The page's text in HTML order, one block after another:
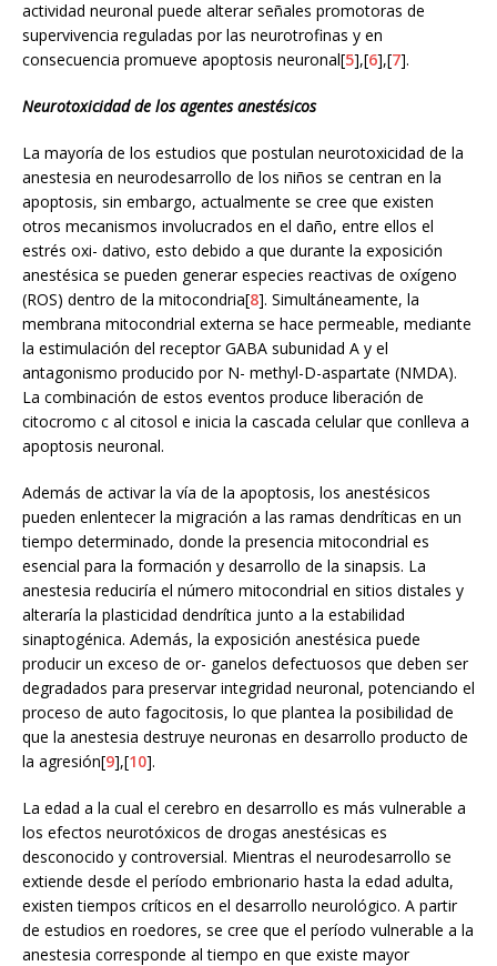
actividad neuronal puede alterar señales promotoras de
supervivencia reguladas por las neurotrofinas y en
consecuencia promueve apoptosis neuronal[5],[6],[7].
Neurotoxicidad de los agentes anestésicos
La mayoría de los estudios que postulan neurotoxicidad de la
anestesia en neurodesarrollo de los niños se centran en la
apoptosis, sin embargo, actualmente se cree que existen
otros mecanismos involucrados en el daño, entre ellos el
estrés oxi- dativo, esto debido a que durante la exposición
anestésica se pueden generar especies reactivas de oxígeno
(ROS) dentro de la mitocondria[8]. Simultáneamente, la
membrana mitocondrial externa se hace permeable, mediante
la estimulación del receptor GABA subunidad A y el
antagonismo producido por N- methyl-D-aspartate (NMDA).
La combinación de estos eventos produce liberación de
citocromo c al citosol e inicia la cascada celular que conlleva a
apoptosis neuronal.
Además de activar la vía de la apoptosis, los anestésicos
pueden enlentecer la migración a las ramas dendríticas en un
tiempo determinado, donde la presencia mitocondrial es
esencial para la formación y desarrollo de la sinapsis. La
anestesia reduciría el número mitocondrial en sitios distales y
alteraría la plasticidad dendrítica junto a la estabilidad
sinaptogénica. Además, la exposición anestésica puede
producir un exceso de or- ganelos defectuosos que deben ser
degradados para preservar integridad neuronal, potenciando el
proceso de auto fagocitosis, lo que plantea la posibilidad de
que la anestesia destruye neuronas en desarrollo producto de
la agresión[9],[10].
La edad a la cual el cerebro en desarrollo es más vulnerable a
los efectos neurotóxicos de drogas anestésicas es
desconocido y controversial. Mientras el neurodesarrollo se
extiende desde el período embrionario hasta la edad adulta,
existen tiempos críticos en el desarrollo neurológico. A partir
de estudios en roedores, se cree que el período vulnerable a la
anestesia corresponde al tiempo en que existe mayor